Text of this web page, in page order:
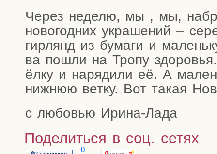
Через неде­лю, мы , мы,
ново­год­них укра­ше­ний –
гир­лянд из бума­ги и
ва пошли на Тро­пу
ёлку и наря­ди­ли её. А
ниж­нюю вет­ку. Вот такая
с любо­вью Ирина-Лада
Поделиться в соц. сетях
0